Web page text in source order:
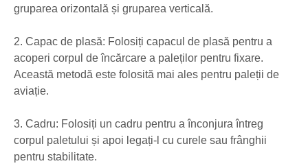
gruparea orizontală și gruparea verticală.
2. Capac de plasă: Folosiți capacul de plasă pentru a
acoperi corpul de încărcare a paleților pentru fixare.
Această metodă este folosită mai ales pentru paleții de
aviație.
3. Cadru: Folosiți un cadru pentru a înconjura întreg
corpul paletului și apoi legați-l cu curele sau frânghii
pentru stabilitate.